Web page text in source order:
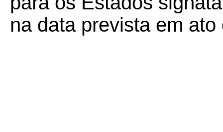
na data prevista em